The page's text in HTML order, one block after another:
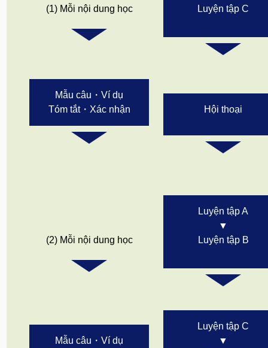
(1) Mỗi nội dung học
Luyện tập C
Mẫu câu・Ví dụ
Tóm tắt・Xác nhận
Hội thoại
(2) Mỗi nội dung học
Luyện tập A
▼
Luyện tập B
Mẫu câu・Ví dụ
Luyện tập C
▼